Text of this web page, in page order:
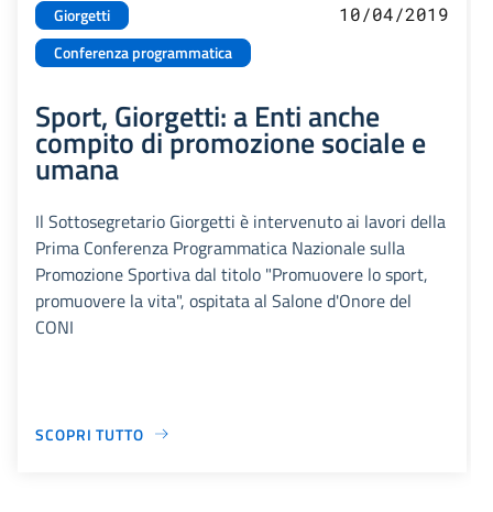
Giorgetti
Conferenza programmatica
10/04/2019
Sport, Giorgetti: a Enti anche
compito di promozione sociale e
umana
Il Sottosegretario Giorgetti è intervenuto ai lavori della
Prima Conferenza Programmatica Nazionale sulla
Promozione Sportiva dal titolo "Promuovere lo sport,
promuovere la vita", ospitata al Salone d'Onore del
CONI
SCOPRI TUTTO